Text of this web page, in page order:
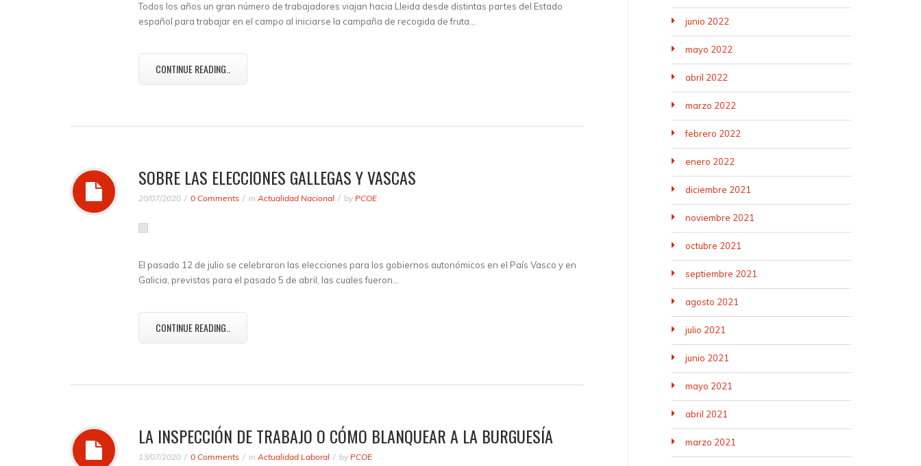
Todos los años un gran número de trabajadores viajan hacia Lleida desde distintas partes del Estado
español para trabajar en el campo al iniciarse la campaña de recogida de fruta…
CONTINUE READING..
SOBRE LAS ELECCIONES GALLEGAS Y VASCAS
20/07/2020 0 Comments in Actualidad Nacional by PCOE
El pasado 12 de julio se celebraron las elecciones para los gobiernos autonómicos en el País Vasco y en
Galicia, previstas para el pasado 5 de abril, las cuales fueron…
CONTINUE READING..
LA INSPECCIÓN DE TRABAJO O CÓMO BLANQUEAR A LA BURGUESÍA
13/07/2020 0 Comments in Actualidad Laboral by PCOE
junio 2022
mayo 2022
abril 2022
marzo 2022
febrero 2022
enero 2022
diciembre 2021
noviembre 2021
octubre 2021
septiembre 2021
agosto 2021
julio 2021
junio 2021
mayo 2021
abril 2021
marzo 2021